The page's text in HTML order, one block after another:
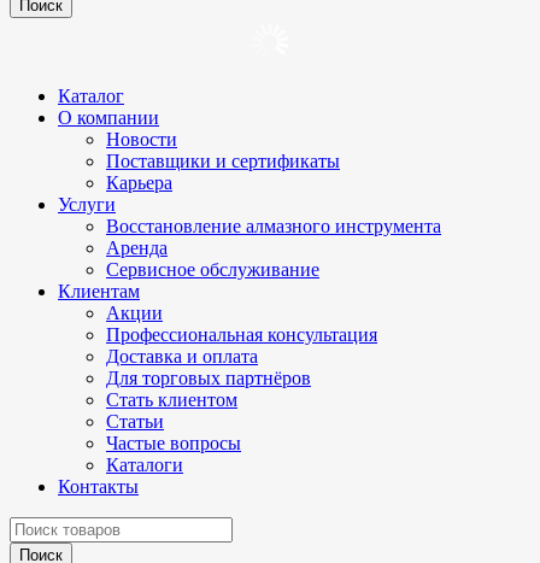
Каталог
О компании
Новости
Поставщики и сертификаты
Карьера
Услуги
Восстановление алмазного инструмента
Аренда
Сервисное обслуживание
Клиентам
Акции
Профессиональная консультация
Доставка и оплата
Для торговых партнёров
Стать клиентом
Статьи
Частые вопросы
Каталоги
Контакты